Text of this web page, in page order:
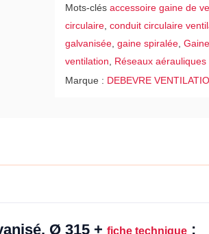
galvanisé,
Ø
315
Mots-clés accessoire gaine de
circulaire ,conduit circulaire
galvanisée ,gaine spiralée ,
ventilation
Réseaux aérauliques
Marque : DEBEVRE
Ø 315 + fiche technique :